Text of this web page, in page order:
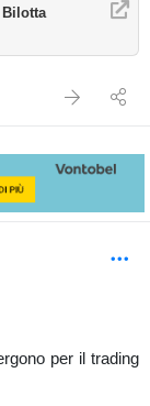
Bilotta
per il trading